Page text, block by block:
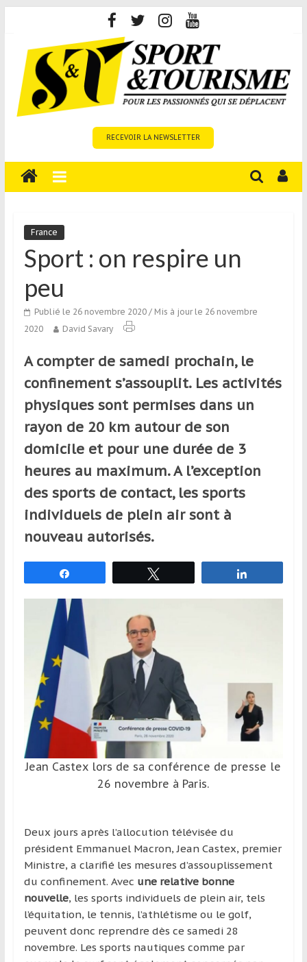
content
Tourisme
est
média
sur
tourisme
sportif
qui
s’adresse
voyageurs
ponctuels
réguliers,
pratiquants,
passionnés
ou
simples
spectateurs
de
qui
se
déplacent
en
l’étranger
assouvir
leur
passion,
tout
en
découverte
culturelle
d’un
pays
d’une
région
RECEVOIR LA NEWSLETTER
France
Sport : on respire un
peu
Publié le 26 novembre 2020/ Mis à jour le 26 novembre
2020
David Savary
A compter de samedi prochain, le
confinement s’assouplit. Les activités
physiques sont permises dans un
rayon de 20 km autour de son
domicile et pour une durée de 3
heures au maximum. A l’exception
des sports de contact, les sports
individuels de plein air sont à
nouveau autorisés.
Jean Castex lors de sa conférence de presse le
26 novembre à Paris.
Deux jours après l’allocution télévisée du
président Emmanuel Macron, Jean Castex, premier
Ministre, a clarifié les mesures d’assouplissement
du confinement. Avec une relative bonne
nouvelle, les sports individuels de plein air, tels
l’équitation, le tennis, l’athlétisme ou le golf,
peuvent donc reprendre dès ce samedi 28
novembre. Les sports nautiques comme par